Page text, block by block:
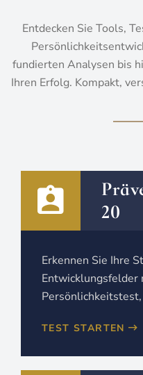
Entdecken Sie Tools,
fundierten Analysen bis
Ihren Erfolg. Kompakt,
20
Erkennen Sie Ihre
Persönlichkeitstest,
TEST STARTEN